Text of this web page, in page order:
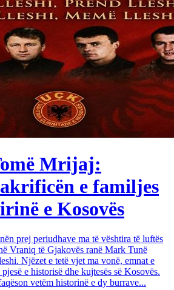
Mrijaj:
e familjes
e Kosovës
prej periudhave ma të vështira të luftës
Vraniq të Gjakovës ranë Mark Tunë
Njëzet e tetë vjet ma vonë, emnat e
e historisë dhe kujtesës së Kosovës.
vetëm historinë e dy burrave...